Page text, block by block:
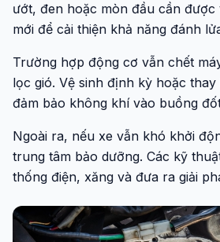
ướt, đen hoặc mòn đầu cần được
mới để cải thiện khả năng đánh
Trường hợp động cơ vẫn chết
lọc gió. Vệ sinh định kỳ hoặc thay
đảm bảo không khí vào buồng
Ngoài ra, nếu xe vẫn khó khởi
trung tâm bảo dưỡng. Các kỹ
thống điện, xăng và đưa ra giải